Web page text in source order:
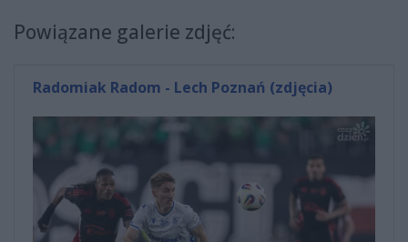
Powiązane galerie zdjęć:
Radomiak Radom - Lech Poznań (zdjęcia)